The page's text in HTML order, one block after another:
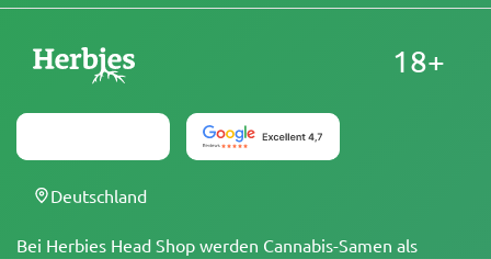
Bei Herbies Head Shop werden Cannabis-Samen als
18+
Deutschland